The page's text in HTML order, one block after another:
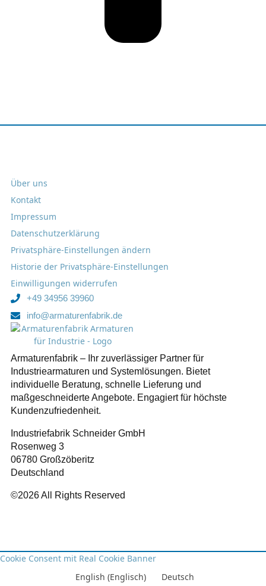
Armaturenfabrik – Ihr zuverlässiger Partner für
Industriearmaturen und Systemlösungen. Bietet
individuelle Beratung, schnelle Lieferung und
maßgeschneiderte Angebote. Engagiert für höchste
Kundenzufriedenheit.
Industriefabrik Schneider GmbH
Rosenweg 3
06780 Großzöberitz
Deutschland
©2026 All Rights Reserved
Über uns
Kontakt
Impressum
Datenschutzerklärung
Privatsphäre-Einstellungen ändern
Historie der Privatsphäre-Einstellungen
Einwilligungen widerrufen
+49 34956 39960
info@armaturenfabrik.de
Cookie Consent mit Real Cookie Banner
English (Englisch) Deutsch